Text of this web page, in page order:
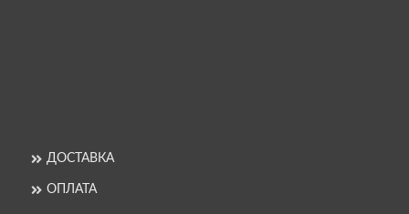
ДОСТАВКА
ОПЛАТА